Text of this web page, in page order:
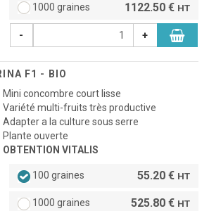
1000 graines 1122.50 € HT
- +
F1 - BIO
Mini concombre court lisse
Variété multi-fruits très productive
Adapter a la culture sous serre
Plante ouverte
OBTENTION VITALIS
100 graines 55.20 € HT
1000 graines 525.80 € HT